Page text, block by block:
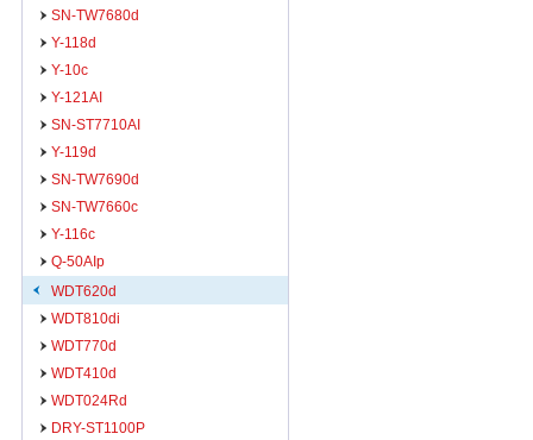
SN-TW7680d
Y-118d
Y-10c
Y-121AI
SN-ST7710AI
Y-119d
SN-TW7690d
SN-TW7660c
Y-116c
Q-50AIp
WDT620d
WDT810di
WDT770d
WDT410d
WDT024Rd
DRY-ST1100P